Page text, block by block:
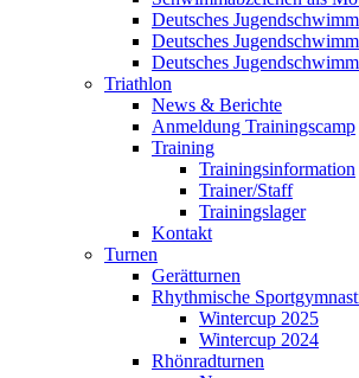
Deutsches
Deutsches
Deutsches
Triathlon
News & Berichte
Anmeldung Trainingscamp
Training
Trainingsinformation
Trainer/Staff
Trainingslager
Kontakt
Turnen
Gerätturnen
Rhythmische
Wintercup 2025
Wintercup 2024
Rhönradturnen